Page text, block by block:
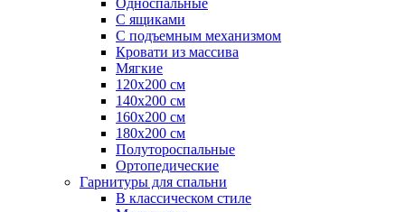
Односпальные
С ящиками
С подъемным механизмом
Кровати из массива
Мягкие
120х200 см
140х200 см
160х200 см
180х200 см
Полутороспальные
Ортопедические
Гарнитуры для спальни
В классическом стиле